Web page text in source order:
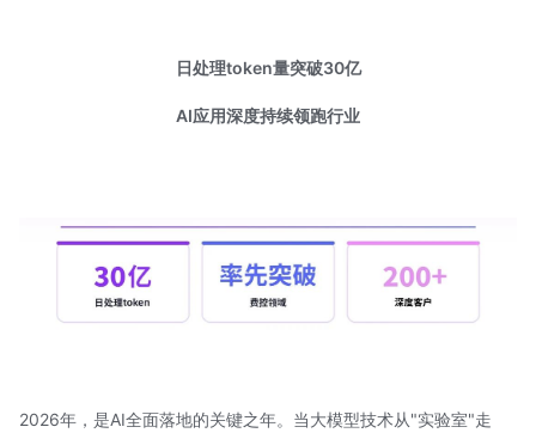
日处理token量突破30亿
AI应用深度持续领跑行业
2026年，是AI全面落地的关键之年。当大模型技术从"实验室"走